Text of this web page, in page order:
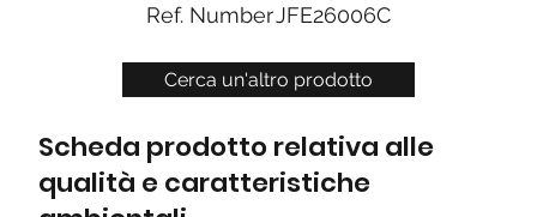
Cerca un'altro prodotto
Ref. NumberJFE26006C
Scheda prodotto relativa alle
qualità e caratteristiche